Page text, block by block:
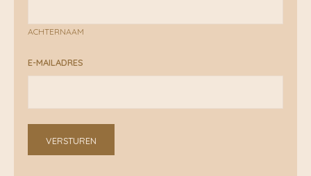
ACHTERNAAM
E-MAILADRES
VERSTUREN